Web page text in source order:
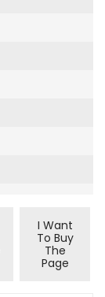
I Want
To Buy
The
Page